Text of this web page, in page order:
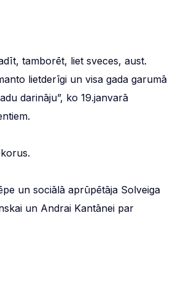
tamborēt, liet sveces, aust.
lietderīgi un visa gada garumā
darināju”, ko 19.janvarā
un sociālā aprūpētāja Solveiga
un Andrai Kantānei par